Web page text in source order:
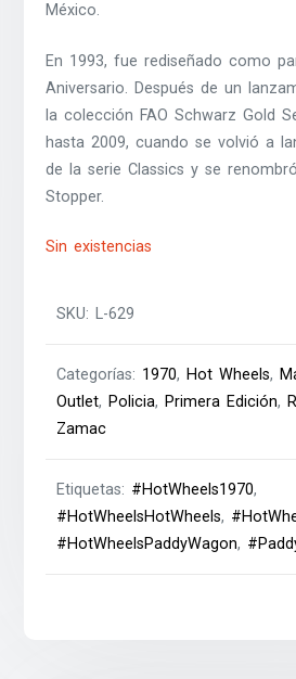
México.
En 1993, fue rediseñado como
Aniversario. Después de un
la colección FAO Schwarz Gold
hasta 2009, cuando se volvió a
de la serie Classics y se
Stopper.
Sin existencias
SKU: L-629
Categorías: 1970, Hot Wheels,
Outlet, Policia, Primera Edición,
Zamac
Etiquetas: #HotWheels1970,
#HotWheelsHotWheels,
#HotWheelsPaddyWagon,